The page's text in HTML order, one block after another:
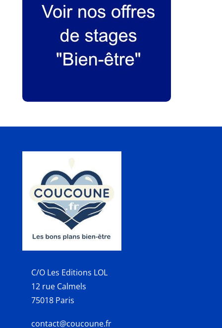
C/O Les Editions LOL
12 rue Calmels
75018 Paris
contact@coucoune.fr